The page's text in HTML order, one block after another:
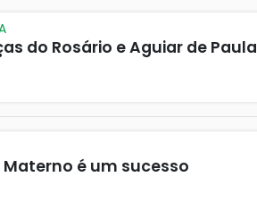
do Rosário e Aguiar de Paula
é um sucesso